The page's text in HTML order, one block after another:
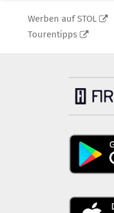
Werben auf STOL
Tourentipps